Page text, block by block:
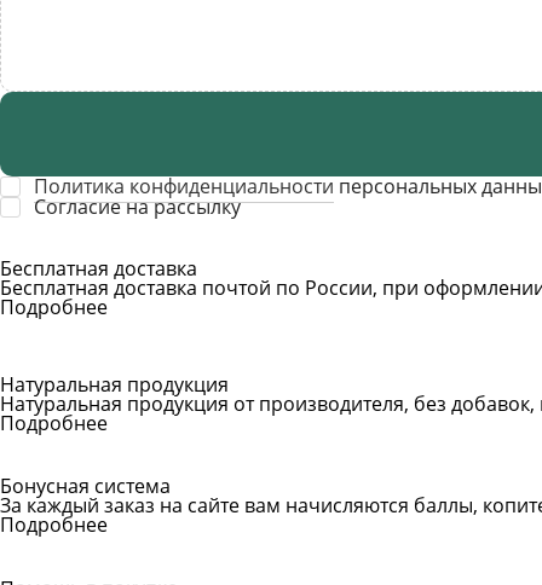
Политика конфиденциальности персональных
Cогласие на рассылку
Бесплатная доставка
Бесплатная доставка почтой по России, при
Подробнее
Натуральная продукция
Натуральная продукция от производителя, без
Подробнее
Бонусная система
За каждый заказ на сайте вам начисляются баллы,
Подробнее